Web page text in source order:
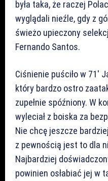
była taka, że raczej
wyglądali nieźle, gdy z
świeżo upieczony
Fernando Santos.
Ciśnienie puściło w 71′
który bardzo ostro
zupełnie spóźniony. W
wyleciał z boiska za
Nie chcę jeszcze
z pewnością jest to dla
Najbardziej
powinien osłabiać jej w